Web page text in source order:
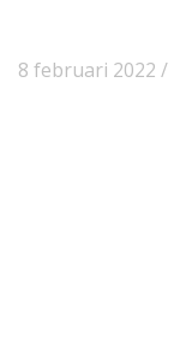
8 februari 2022 /